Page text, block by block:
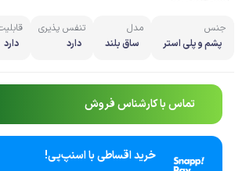
جنس
پشم و پلی استر
مدل
ساق بلند
تنفس پذیری
دارد
دارد
تماس با کارشناس فروش
خرید اقساطی با اسنپ‌پی!